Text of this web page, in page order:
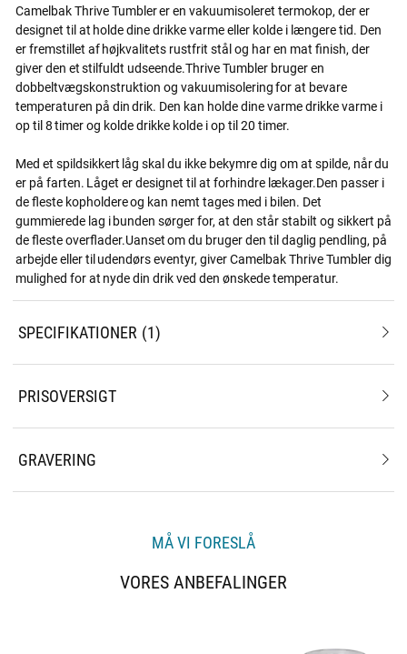
Camelbak Thrive Tumbler er en vakuumisoleret termokop, der er
designet til at holde dine drikke varme eller kolde i længere tid. Den
er fremstillet af højkvalitets rustfrit stål og har en mat finish, der
giver den et stilfuldt udseende.Thrive Tumbler bruger en
dobbeltvægskonstruktion og vakuumisolering for at bevare
temperaturen på din drik. Den kan holde dine varme drikke varme i
op til 8 timer og kolde drikke kolde i op til 20 timer.
Med et spildsikkert låg skal du ikke bekymre dig om at spilde, når du
er på farten. Låget er designet til at forhindre lækager.Den passer i
de fleste kopholdere og kan nemt tages med i bilen. Det
gummierede lag i bunden sørger for, at den står stabilt og sikkert på
de fleste overflader.Uanset om du bruger den til daglig pendling, på
arbejde eller til udendørs eventyr, giver Camelbak Thrive Tumbler dig
mulighed for at nyde din drik ved den ønskede temperatur.
SPECIFIKATIONER 1
PRISOVERSIGT
GRAVERING
MÅ VI FORESLÅ
VORES ANBEFALINGER